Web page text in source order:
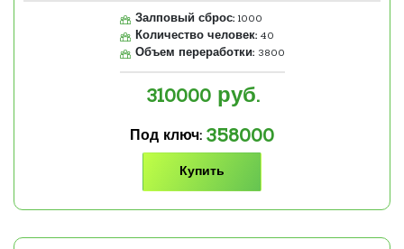
Залповый сброс: 1000
Количество человек: 40
Объем переработки: 3800
310000руб.
Под ключ: 358000
Купить